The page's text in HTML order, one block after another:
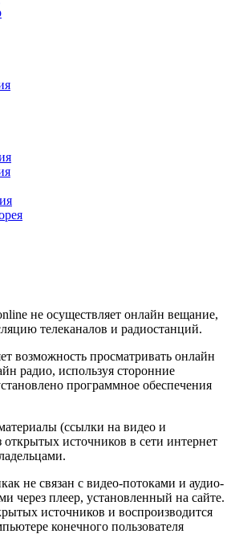
не осуществляет онлайн вещание,
телеканалов и радиостанций.
возможность просматривать онлайн
радио, используя сторонние
программное обеспечения
(ссылки на видео и
открытых источников в сети интернет
не связан с видео-потоками и аудио-
через плеер, установленный на сайте.
источников и воспроизводится
конечного пользователя